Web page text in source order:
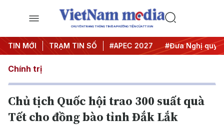
CHUYÊN TRANG THÔNG TIN ĐA PHƯƠNG TIỆN CỦA TTXVN
TIN MỚI TRẠM TIN SỐ
#Hội nghị Trung ương 3 #APEC 2027 #Đưa Nghị quyết
Chính trị
Chủ tịch Quốc hội trao 300 suất quà
Tết cho đồng bào tỉnh Đắk Lắk